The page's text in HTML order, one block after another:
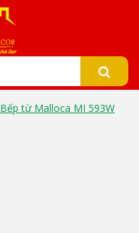
Bếp từ Malloca MI 593W